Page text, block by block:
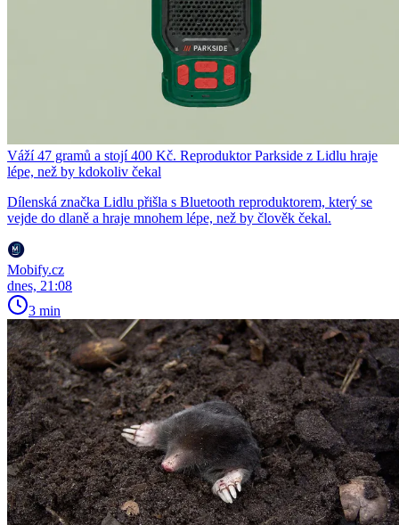
Váží 47 gramů a stojí 400 Kč. Reproduktor Parkside z Lidlu hraje
lépe, než by kdokoliv čekal
Dílenská značka Lidlu přišla s Bluetooth reproduktorem, který se
vejde do dlaně a hraje mnohem lépe, než by člověk čekal.
Mobify.cz
dnes, 21:08
3 min